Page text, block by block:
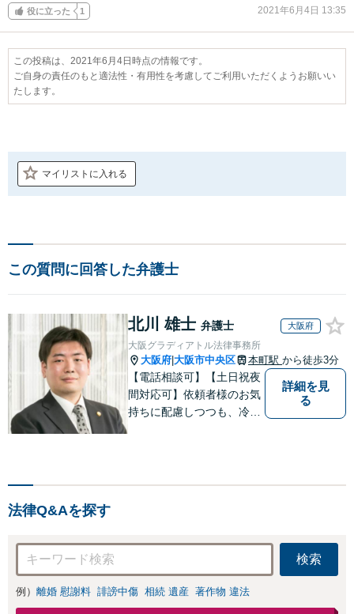
役に立った 1 2021年6月4日 13:35
この投稿は、2021年6月4日時点の情報です。
ご自身の責任のもと適法性・有用性を考慮してご利用いただくようお願いい
たします。
マイリストに入れる
この質問に回答した弁護士
北川 雄士 弁護士 大阪府
大阪グラディアトル法律事務所
大阪府 大阪市中央区 本町駅 から徒歩3分
【電話相談可】【土日祝夜
間対応可】依頼者様のお気
持ちに配慮しつつも、冷静
詳細を見
る
法律Q&Aを探す
検索
例） 離婚 慰謝料 誹謗中傷 相続 遺産 著作物 違法